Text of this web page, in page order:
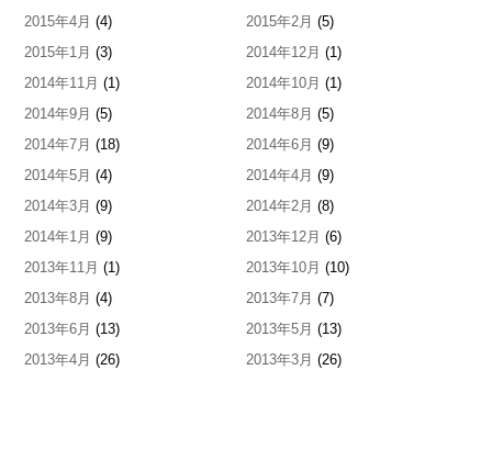
2015年4月 (4) 2015年2月 (5)
2015年1月 (3) 2014年12月 (1)
2014年11月 (1) 2014年10月 (1)
2014年9月 (5) 2014年8月 (5)
2014年7月 (18) 2014年6月 (9)
2014年5月 (4) 2014年4月 (9)
2014年3月 (9) 2014年2月 (8)
2014年1月 (9) 2013年12月 (6)
2013年11月 (1) 2013年10月 (10)
2013年8月 (4) 2013年7月 (7)
2013年6月 (13) 2013年5月 (13)
2013年4月 (26) 2013年3月 (26)